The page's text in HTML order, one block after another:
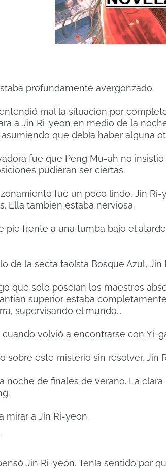
profundamente avergonzado.
mal la situación por
a Jin Ri-yeon en medio de la
que debía haber alguna
fue que Peng Mu-ah no
pudieran ser ciertas.
fue un poco lindo, Jin
Ella también estaba nerviosa.
pie frente a una tumba bajo el
de la secta taoísta Bosque Azul,
que sólo poseían los maestros
superior estaba
supervisando el mundo...
cuando volvió a encontrarse con Yi-
sobre este misterio sin resolver, Jin
noche de finales de verano. La
mirar a Jin Ri-yeon.
Jin Ri-yeon. Tenía sentido por